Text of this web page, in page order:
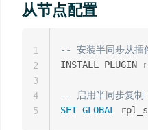
从节点配置
-- 安装半同步从插
INSTALL
-- 启用半同步复制
SET GLOBAL
1
2
3
4
5